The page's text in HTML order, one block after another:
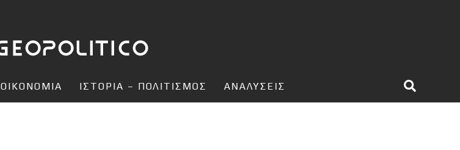
ΟΙΚΟΝΟΜΙΑ ΙΣΤΟΡΙΑ – ΠΟΛΙΤΙΣΜΟΣ ΑΝΑΛΥΣΕΙΣ